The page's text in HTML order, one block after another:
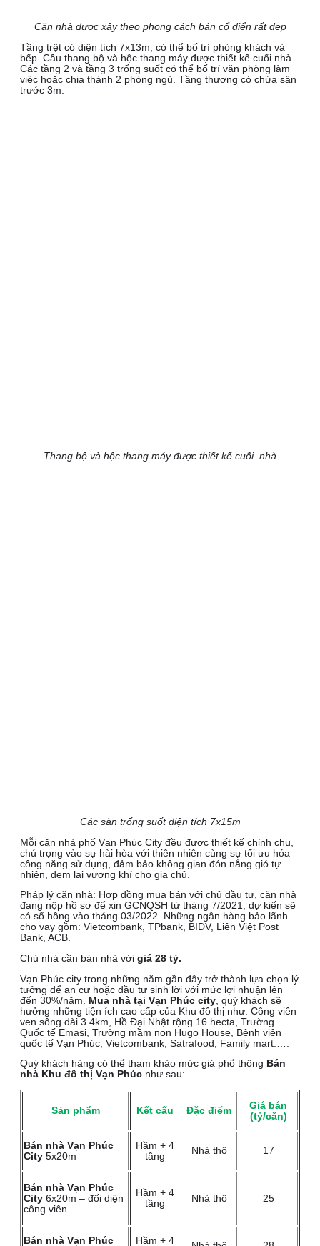
Căn nhà được xây theo phong cách bán cổ điển rất đẹp
Tầng trệt có diện tích 7x13m, có thể bố trí phòng khách và
bếp. Cầu thang bộ và hộc thang máy được thiết kế cuối nhà.
Các tầng 2 và tầng 3 trống suốt có thể bố trí văn phòng làm
việc hoặc chia thành 2 phòng ngủ. Tầng thượng có chừa sân
trước 3m.
Thang bộ và hộc thang máy được thiết kế cuối nhà
Các sàn trống suốt diện tích 7x15m
Mỗi căn nhà phố Vạn Phúc City đều được thiết kế chỉnh chu,
chú trọng vào sự hài hòa với thiên nhiên cùng sự tối ưu hóa
công năng sử dụng, đảm bảo không gian đón nắng gió tự
nhiên, đem lại vượng khí cho gia chủ.
Pháp lý căn nhà: Hợp đồng mua bán với chủ đầu tư, căn nhà
đang nộp hồ sơ để xin GCNQSH từ tháng 7/2021, dự kiến sẽ
có sổ hồng vào tháng 03/2022. Những ngân hàng bảo lãnh
cho vay gồm: Vietcombank, TPbank, BIDV, Liên Việt Post
Bank, ACB.
Chủ nhà cần bán nhà với giá 28 tỷ.
Vạn Phúc city trong những năm gần đây trở thành lựa chọn lý
tưởng để an cư hoặc đầu tư sinh lời với mức lợi nhuận lên
đến 30%/năm. Mua nhà tại Vạn Phúc city , quý khách sẽ
hưởng những tiện ích cao cấp của Khu đô thị như: Công viên
ven sông dài 3.4km, Hồ Đại Nhật rộng 16 hecta, Trường
Quốc tế Emasi, Trường mầm non Hugo House, Bênh viện
quốc tế Vạn Phúc, Vietcombank, Satrafood, Family mart.….
Quý khách hàng có thể tham khảo mức giá phổ thông Bán
nhà Khu đô thị Vạn Phúc như sau:
Sản phẩm Kết cấu Đặc điểm
Giá bán
(tỷ/căn)
Bán nhà Vạn Phúc
City 5x20m
Hầm + 4
tầng
Nhà thô 17
Bán nhà Vạn Phúc
City 6x20m – đối diện
công viên
Hầm + 4
tầng
Nhà thô 25
Bán nhà Vạn Phúc
Hầm + 4